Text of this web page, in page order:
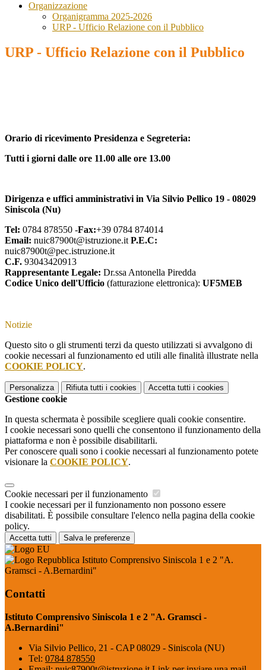
Organizzazione
Organigramma 2025-2026
URP - Ufficio Relazione con il Pubblico
URP - Ufficio Relazione con il Pubblico
Orario di ricevimento Presidenza e Segreteria:
Tutti i giorni dalle ore 11.00 alle ore 13.00
Dirigenza e uffici amministrativi in Via Silvio Pellico 19 - 08029
Siniscola (Nu)
Tel: 0784 878550 -Fax:+39 0784 874014
Email: nuic87900t@istruzione.it P.E.C:
nuic87900t@pec.istruzione.it
C.F. 93043420913
Rappresentante Legale: Dr.ssa Antonella Piredda
Codice Unico dell'Ufficio (fatturazione elettronica): UF5MEB
Notizie
Questo sito o gli strumenti terzi da questo utilizzati si avvalgono di
cookie necessari al funzionamento ed utili alle finalità illustrate nella
COOKIE POLICY.
Personalizza Rifiuta tutti i cookies Accetta tutti i cookies
Gestione cookie
In questa schermata è possibile scegliere quali cookie consentire.
I cookie necessari sono quelli che consentono il funzionamento della
piattaforma e non è possibile disabilitarli.
Per conoscere quali sono i cookie necessari al funzionamento potete
visionare la COOKIE POLICY.
Cookie necessari per il funzionamento
I cookie necessari per il funzionamento non possono essere
disabilitati. È possibile consultare l'elenco nella pagina della cookie
policy.
Accetta tutti Salva le preferenze
Istituto Comprensivo Siniscola 1 e 2 "A.
Gramsci - A.Bernardini"
Contatti
Istituto Comprensivo Siniscola 1 e 2 "A. Gramsci -
A.Bernardini"
Via Silvio Pellico, 21 - CAP 08029 - Siniscola (NU)
Tel: 0784 878550